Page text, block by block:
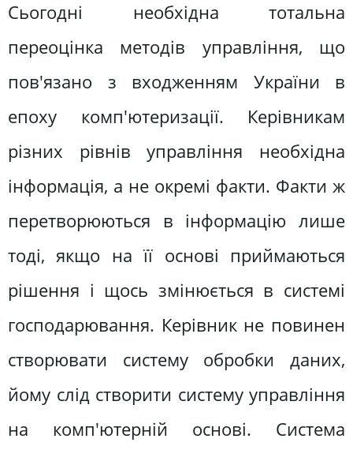
Сьогодні необхідна тотальна
переоцінка методів управління, що
пов'язано з входженням України в
епоху комп'ютеризації. Керівникам
різних рівнів управління необхідна
інформація, а не окремі факти. Факти ж
перетворюються в інформацію лише
тоді, якщо на її основі приймаються
рішення і щось змінюється в системі
господарювання. Керівник не повинен
створювати систему обробки даних,
йому слід створити систему управління
на комп'ютерній основі. Система